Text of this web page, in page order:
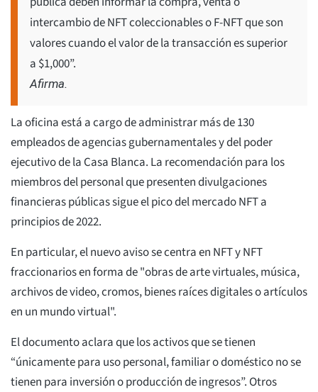
intercambio de NFT coleccionables o F-NFT que son
valores cuando el valor de la transacción es superior
a $1,000”.
Afirma.
La oficina está a cargo de administrar más de 130
empleados de agencias gubernamentales y del poder
ejecutivo de la Casa Blanca. La recomendación para los
miembros del personal que presenten divulgaciones
financieras públicas sigue el pico del mercado NFT a
principios de 2022.
En particular, el nuevo aviso se centra en NFT y NFT
fraccionarios en forma de "obras de arte virtuales, música,
archivos de video, cromos, bienes raíces digitales o artículos
en un mundo virtual".
El documento aclara que los activos que se tienen
“únicamente para uso personal, familiar o doméstico no se
tienen para inversión o producción de ingresos”. Otros